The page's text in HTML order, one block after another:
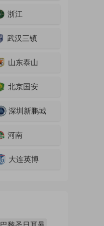
浙江
武汉三镇
山东泰山
北京国安
深圳新鹏城
河南
大连英博